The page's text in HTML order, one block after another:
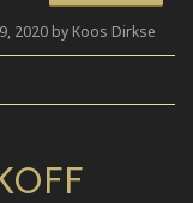
2020 by Koos Dirkse